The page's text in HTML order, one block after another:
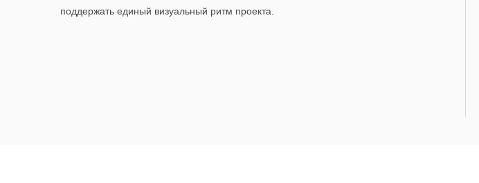
поддержать единый визуальный ритм проекта.